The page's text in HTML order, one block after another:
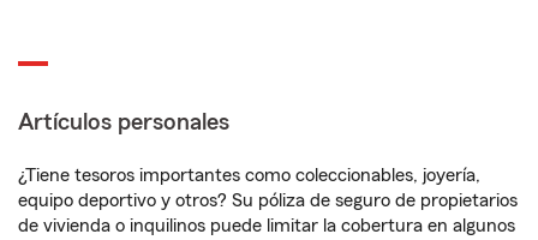
Artículos personales
¿Tiene tesoros importantes como coleccionables, joyería,
equipo deportivo y otros? Su póliza de seguro de propietarios
de vivienda o inquilinos puede limitar la cobertura en algunos